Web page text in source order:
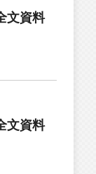
文資料
文資料